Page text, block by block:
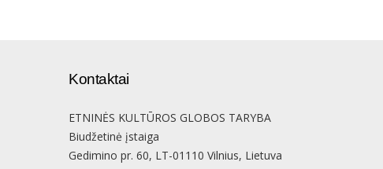
Kontaktai
ETNINĖS KULTŪROS GLOBOS TARYBA
Biudžetinė įstaiga
Gedimino pr. 60, LT-01110 Vilnius, Lietuva